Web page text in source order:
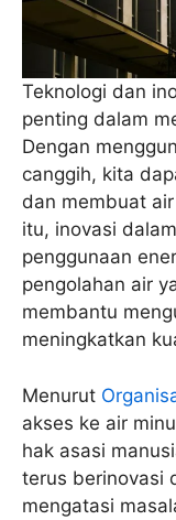
Teknologi dan
penting dalam
Dengan
canggih, kita
dan membuat
itu, inovasi
penggunaan
pengolahan air
membantu
meningkatkan
Menurut
akses ke air
hak asasi
terus berinovasi
mengatasi